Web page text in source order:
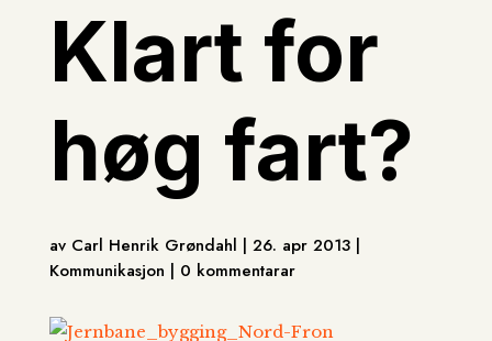
Klart for
høg fart?
av Carl Henrik Grøndahl | 26. apr 2013 |
Kommunikasjon | 0 kommentarar